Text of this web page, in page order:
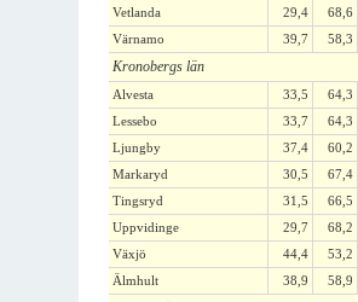
Vetlanda
29,4 68,6
Värnamo
39,7 58,3
Kronobergs län
Alvesta 33,5 64,3
Lessebo
33,7 64,3
Ljungby
37,4 60,2
Markaryd
30,5 67,4
Tingsryd
31,5 66,5
Uppvidinge
29,7 68,2
Växjö
44,4 53,2
Älmhult
38,9 58,9